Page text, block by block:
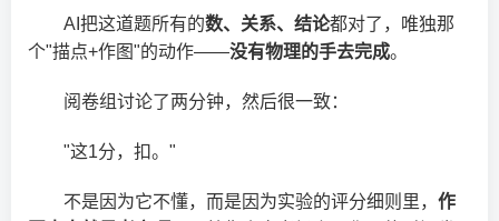
AI把这道题所有的数、关系、结论都对了，唯独那
个"描点+作图"的动作——没有物理的手去完成。
阅卷组讨论了两分钟，然后很一致：
"这1分，扣。"
不是因为它不懂，而是因为实验的评分细则里， 作